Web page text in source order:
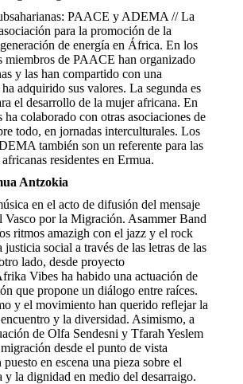
PAACE y ADEMA // La
para la promoción de la
de energía en África. En los
miembros de PAACE han organizado
y las han compartido con una
adquirido sus valores. La segunda es
el desarrollo de la mujer africana. En
ha colaborado con otras asociaciones de
todo, en jornadas interculturales. Los
también son un referente para las
residentes en Ermua.
Antzokia
en el acto de difusión del mensaje
Vasco por la Migración. Asammer Band
ritmos amazigh con el jazz y el rock
social a través de las letras de las
lado, desde proyecto
Vibes ha habido una actuación de
que propone un diálogo entre raíces.
y el movimiento han querido reflejar la
y la diversidad. Asimismo, a
de Olfa Sendesni y Tfarah Yeslem
desde el punto de vista
en escena una pieza sobre el
y la dignidad en medio del desarraigo.